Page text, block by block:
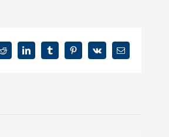
Reddit LinkedInTumblrPinterest
Vk
E-
Mail